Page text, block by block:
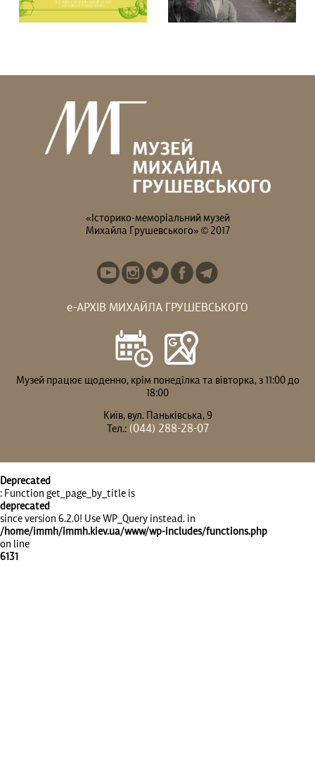
У липні в музеї:
ВИСТАВКИ: Вистав(к)а
«СВОЇ/ЧУЖІ ЛЮДИ,...
«Історико-меморіальний музей
Михайла Грушевського» © 2017
е-АРХІВ МИХАЙЛА ГРУШЕВСЬКОГО
Музей працює щоденно, крім понеділка та вівторка, з 11:00 до
18:00
Київ, вул. Паньківська, 9
Тел.:(044) 288-28-07
Deprecated
: Function get_page_by_title is
deprecated
since version 6.2.0! Use WP_Query instead. in
/home/immh/immh.kiev.ua/www/wp-includes/functions.php
on line
6131